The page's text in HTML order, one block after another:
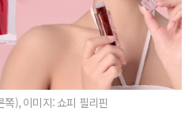
), 이미지: 쇼피 필리핀